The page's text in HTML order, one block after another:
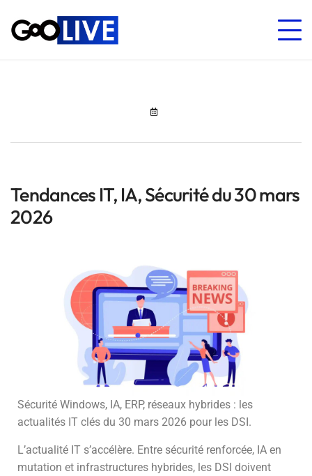
Tendances IT, IA, Sécurité du 30 mars
2026
Sécurité Windows, IA, ERP, réseaux hybrides : les
actualités IT clés du 30 mars 2026 pour les DSI.
L’actualité IT s’accélère. Entre sécurité renforcée, IA en
mutation et infrastructures hybrides, les DSI doivent